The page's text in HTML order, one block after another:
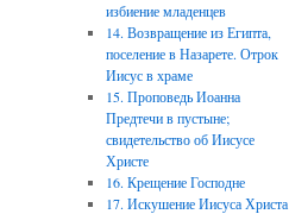
избиение младенцев
14. Возвращение из Египта,
поселение в Назарете. Отрок
Иисус в храме
15. Проповедь Иоанна
Предтечи в пустыне;
свидетельство об Иисусе
Христе
16. Крещение Господне
17. Искушение Иисуса Христа